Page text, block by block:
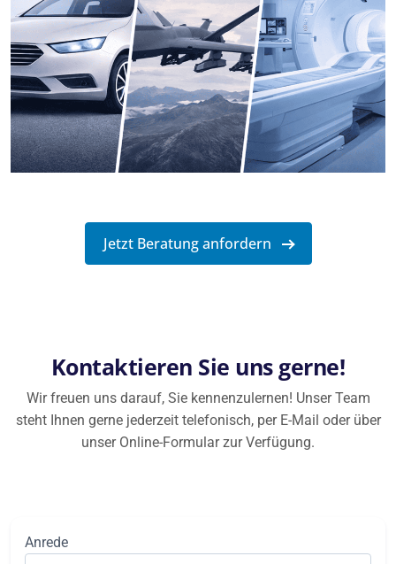
Jetzt Beratung anfordern
Kontaktieren Sie uns gerne!
Wir freuen uns darauf, Sie kennenzulernen! Unser Team
steht Ihnen gerne jederzeit telefonisch, per E-Mail oder über
unser Online-Formular zur Verfügung.
Anrede